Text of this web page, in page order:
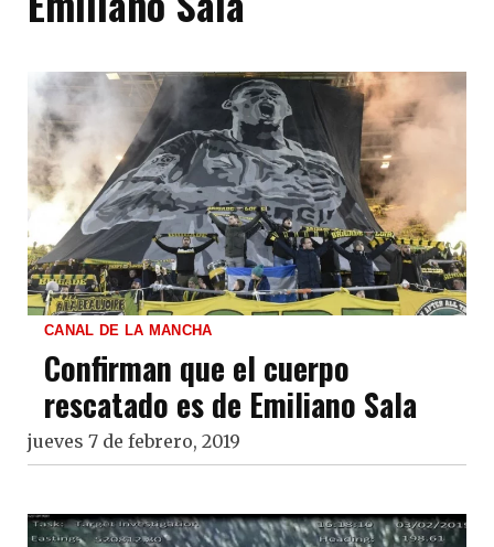
CANAL DE LA MANCHA
Confirman que el cuerpo
rescatado es de Emiliano Sala
jueves 7 de febrero, 2019